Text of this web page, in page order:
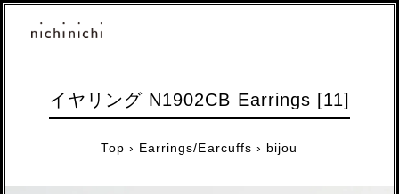
イヤリング N1902CB Earrings [11]
Top › Earrings/Earcuffs › bijou